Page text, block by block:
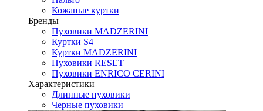
Кожаные куртки
Бренды
Пуховики MADZERINI
Куртки S4
Куртки MADZERINI
Пуховики RESET
Пуховики ENRICO CERINI
Характеристики
Длинные пуховики
Черные пуховики